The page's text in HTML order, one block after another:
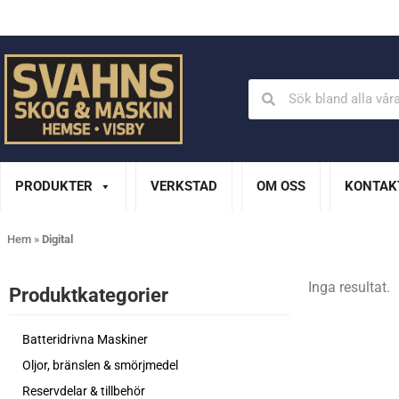
PRODUKTER VERKSTAD OM OSS
Hem » Digital
Produktkategorier​
Batteridrivna Maskiner
Oljor, bränslen & smörjmedel
Reservdelar & tillbehör
Inga resultat.